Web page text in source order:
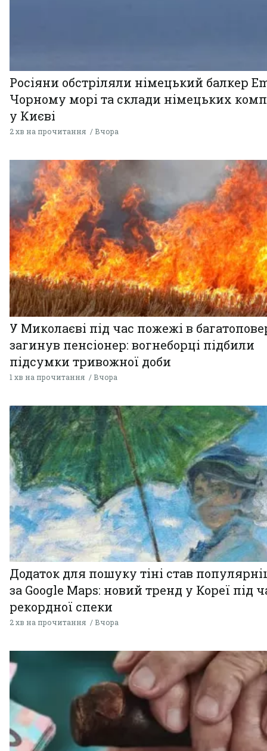
Росіяни обстріляли німецький балкер
Чорному морі та склади німецьких
у Києві
2 хв на прочитання Вчора
У Миколаєві під час пожежі в
загинув пенсіонер: вогнеборці підбили
підсумки тривожної доби
1 хв на прочитання Вчора
Додаток для пошуку тіні став
за Google Maps: новий тренд у Кореї під
рекордної спеки
2 хв на прочитання Вчора